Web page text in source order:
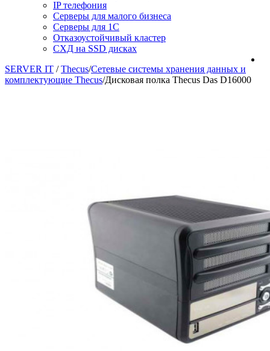
IP телефония
Серверы для малого бизнеса
Серверы для 1С
Отказоустойчивый кластер
СХД на SSD дисках
SERVER IT / Thecus/Сетевые системы хранения данных и
комплектующие Thecus/Дисковая полка Thecus Das D16000